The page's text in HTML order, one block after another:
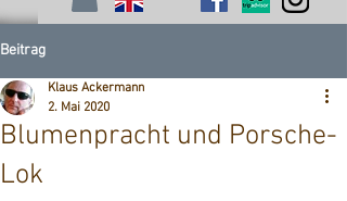
Beitrag
Blumenpracht und Porsche-
Lok
Klaus Ackermann
2. Mai 2020